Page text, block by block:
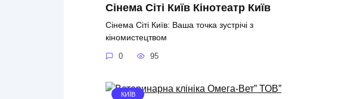
Сінема Сіті Київ Кінотеатр Київ
Сінема Сіті Київ: Ваша точка зустрічі з
кіномистецтвом
0 95
КИЇВ